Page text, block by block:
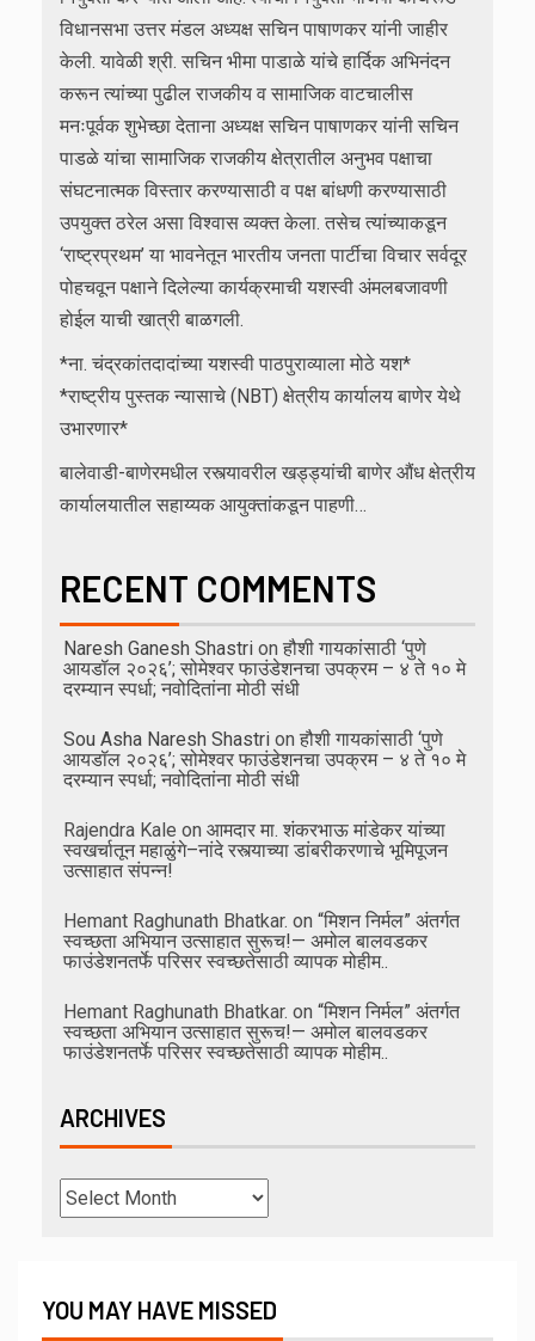
विधानसभा उत्तर मंडल अध्यक्ष सचिन पाषाणकर यांनी जाहीर
केली. यावेळी श्री. सचिन भीमा पाडाळे यांचे हार्दिक अभिनंदन
करून त्यांच्या पुढील राजकीय व सामाजिक वाटचालीस
मनःपूर्वक शुभेच्छा देताना अध्यक्ष सचिन पाषाणकर यांनी सचिन
पाडळे यांचा सामाजिक राजकीय क्षेत्रातील अनुभव पक्षाचा
संघटनात्मक विस्तार करण्यासाठी व पक्ष बांधणी करण्यासाठी
उपयुक्त ठरेल असा विश्वास व्यक्त केला. तसेच त्यांच्याकडून
‘राष्ट्रप्रथम’ या भावनेतून भारतीय जनता पार्टीचा विचार सर्वदूर
पोहचवून पक्षाने दिलेल्या कार्यक्रमाची यशस्वी अंमलबजावणी
होईल याची खात्री बाळगली.
*ना. चंद्रकांतदादांच्या यशस्वी पाठपुराव्याला मोठे यश*
*राष्ट्रीय पुस्तक न्यासाचे (NBT) क्षेत्रीय कार्यालय बाणेर येथे
उभारणार*
बालेवाडी-बाणेरमधील रस्त्यावरील खड्ड्यांची बाणेर औंध क्षेत्रीय
कार्यालयातील सहाय्यक आयुक्तांकडून पाहणी…
RECENT COMMENTS
Naresh Ganesh Shastri on हौशी गायकांसाठी ‘पुणे
आयडॉल २०२६’; सोमेश्वर फाउंडेशनचा उपक्रम – ४ ते १० मे
दरम्यान स्पर्धा; नवोदितांना मोठी संधी
Sou Asha Naresh Shastri on हौशी गायकांसाठी ‘पुणे
आयडॉल २०२६’; सोमेश्वर फाउंडेशनचा उपक्रम – ४ ते १० मे
दरम्यान स्पर्धा; नवोदितांना मोठी संधी
Rajendra Kale on आमदार मा. शंकरभाऊ मांडेकर यांच्या
स्वखर्चातून महाळुंगे–नांदे रस्त्याच्या डांबरीकरणाचे भूमिपूजन
उत्साहात संपन्न!
Hemant Raghunath Bhatkar. on “मिशन निर्मल” अंतर्गत
स्वच्छता अभियान उत्साहात सुरूच!— अमोल बालवडकर
फाउंडेशनतर्फे परिसर स्वच्छतेसाठी व्यापक मोहीम..
Hemant Raghunath Bhatkar. on “मिशन निर्मल” अंतर्गत
स्वच्छता अभियान उत्साहात सुरूच!— अमोल बालवडकर
फाउंडेशनतर्फे परिसर स्वच्छतेसाठी व्यापक मोहीम..
ARCHIVES
YOU MAY HAVE MISSED